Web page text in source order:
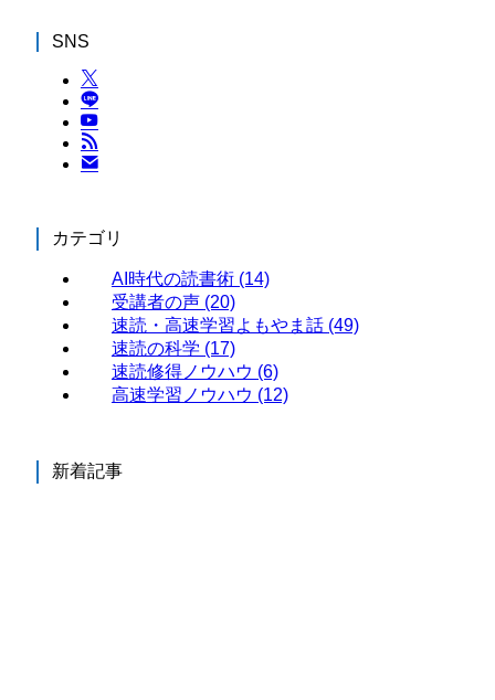
SNS
カテゴリ
AI時代の読書術 (14)
受講者の声 (20)
速読・高速学習よもやま話 (49)
速読の科学 (17)
速読修得ノウハウ (6)
高速学習ノウハウ (12)
新着記事